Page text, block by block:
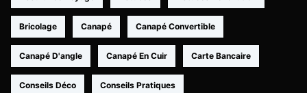
Bricolage Canapé Canapé Convertible
Canapé D'angle Canapé En Cuir Carte Bancaire
Conseils Déco Conseils Pratiques